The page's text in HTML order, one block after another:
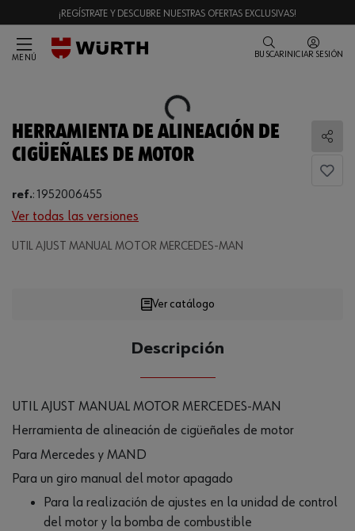
¡REGÍSTRATE Y DESCUBRE NUESTRAS OFERTAS EXCLUSIVAS!
MENÚ BUSCAR INICIAR SESIÓN
Loading...
HERRAMIENTA DE ALINEACIÓN DE
CIGÜEÑALES DE MOTOR
ref.:1952006455
Ver todas las versiones
UTIL AJUST MANUAL MOTOR MERCEDES-MAN
Loading...
Ver catálogo
Descripción
UTIL AJUST MANUAL MOTOR MERCEDES-MAN
Herramienta de alineación de cigüeñales de motor
Para Mercedes y MAND
Para un giro manual del motor apagado
Para la realización de ajustes en la unidad de control
del motor y la bomba de combustible